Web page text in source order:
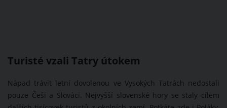
Turisté vzali Tatry útokem
Nápad trávit letní dovolenou ve Vysokých Tatrách nedostali
pouze Češi a Slováci. Nejvyšší slovenské hory se staly cílem